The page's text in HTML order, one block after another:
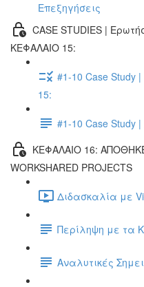
Επεξηγήσεις
CASE STUDIES |
ΚΕΦΑΛΑΙΟ 15:
#1-10 Case Study
15:
#1-10 Case Study |
ΚΕΦΑΛΑΙΟ 16:
WORKSHARED PROJECTS
Διδασκαλία με
Περίληψη με τα
Αναλυτικές